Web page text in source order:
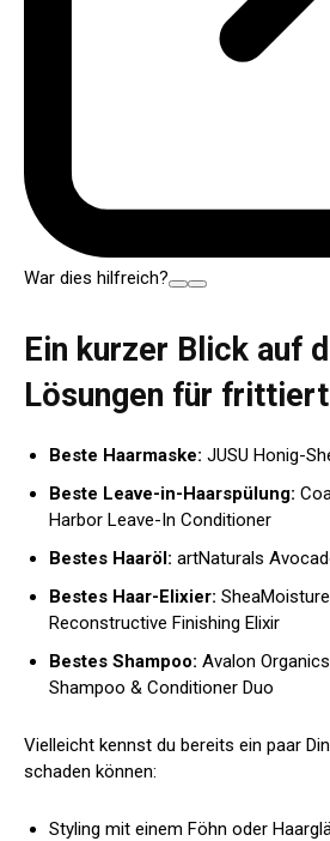
War dies hilfreich?
Ein kurzer Blick auf
Lösungen für
Beste Haarmaske: JUSU Honig-
Beste Leave-in-Haarspülung:
Harbor Leave-In Conditioner
Bestes Haaröl: artNaturals
Bestes Haar-Elixier:
Reconstructive Finishing Elixir
Bestes Shampoo: Avalon
Shampoo & Conditioner Duo
Vielleicht kennst du bereits ein paar
schaden können:
Styling mit einem Föhn oder